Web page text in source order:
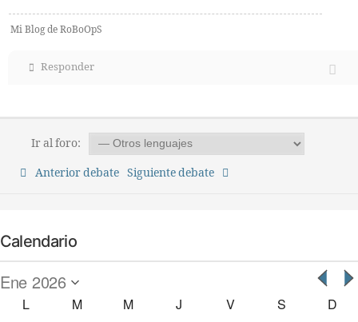
Mi Blog de RoBoOpS
Responder
Ir al foro:
Anterior debate Siguiente debate
Calendario
L M M J V S
D